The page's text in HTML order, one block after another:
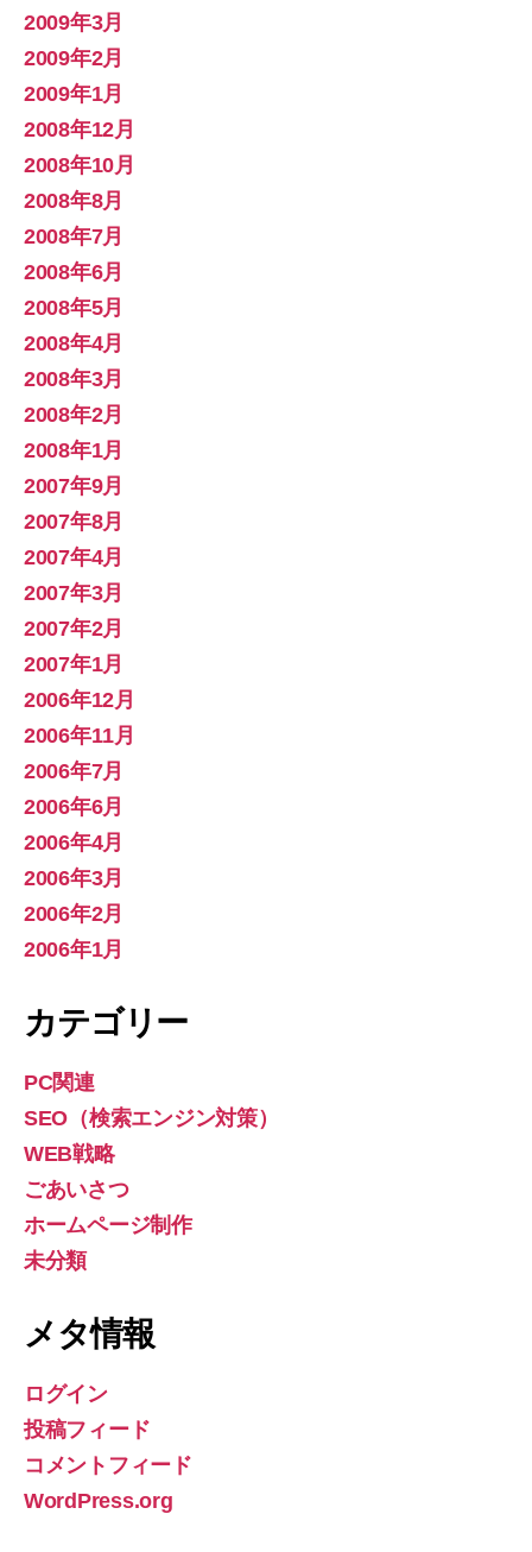
2009年3月
2009年2月
2009年1月
2008年12月
2008年10月
2008年8月
2008年7月
2008年6月
2008年5月
2008年4月
2008年3月
2008年2月
2008年1月
2007年9月
2007年8月
2007年4月
2007年3月
2007年2月
2007年1月
2006年12月
2006年11月
2006年7月
2006年6月
2006年4月
2006年3月
2006年2月
2006年1月
カテゴリー
PC関連
SEO（検索エンジン対策）
WEB戦略
ごあいさつ
ホームページ制作
未分類
メタ情報
ログイン
投稿フィード
コメントフィード
WordPress.org